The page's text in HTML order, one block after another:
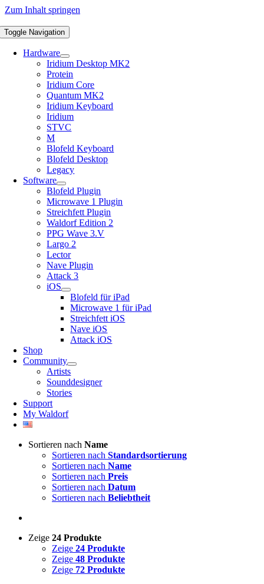
Zum Inhalt springen
Toggle Navigation
Hardware
Iridium Desktop MK2
Protein
Iridium Core
Quantum MK2
Iridium Keyboard
Iridium
STVC
M
Blofeld Keyboard
Blofeld Desktop
Legacy
Software
Blofeld Plugin
Microwave 1 Plugin
Streichfett Plugin
Waldorf Edition 2
PPG Wave 3.V
Largo 2
Lector
Nave Plugin
Attack 3
iOS
Blofeld für iPad
Microwave 1 für iPad
Streichfett iOS
Nave iOS
Attack iOS
Shop
Community
Artists
Sounddesigner
Stories
Support
My Waldorf
Sortieren nach Name
Sortieren nach Standardsortierung
Sortieren nach Name
Sortieren nach Preis
Sortieren nach Datum
Sortieren nach Beliebtheit
Zeige 24 Produkte
Zeige 24 Produkte
Zeige 48 Produkte
Zeige 72 Produkte